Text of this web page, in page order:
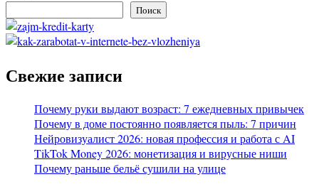
Поиск
Свежие записи
Почему руки выдают возраст: 7 ежедневных привычек
Почему в доме постоянно появляется пыль: 7 причин
Нейровизуалист 2026: новая профессия и работа с AI
TikTok Money 2026: монетизация и вирусные ниши
Почему раньше бельё сушили на улице